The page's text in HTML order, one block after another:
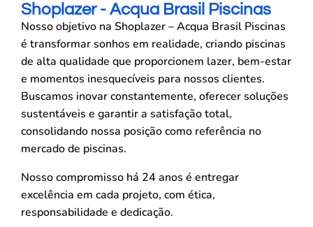
Shoplazer - Acqua Brasil Piscinas
Nosso objetivo na Shoplazer – Acqua Brasil Piscinas
é transformar sonhos em realidade, criando piscinas
de alta qualidade que proporcionem lazer, bem-estar
e momentos inesquecíveis para nossos clientes.
Buscamos inovar constantemente, oferecer soluções
sustentáveis e garantir a satisfação total,
consolidando nossa posição como referência no
mercado de piscinas.
Nosso compromisso há 24 anos é entregar
excelência em cada projeto, com ética,
responsabilidade e dedicação.